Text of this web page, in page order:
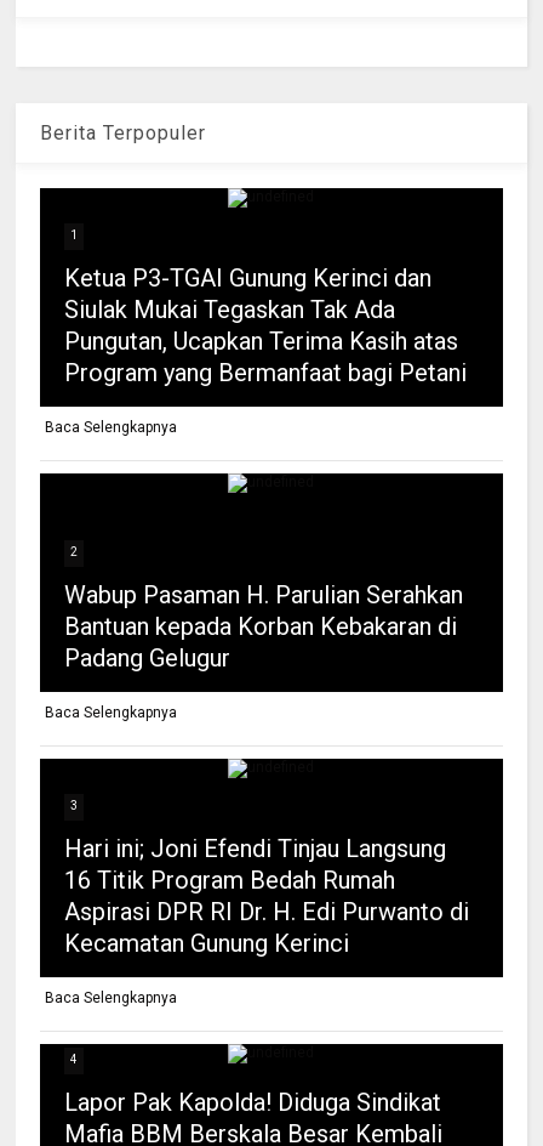
Berita Terpopuler
1
Ketua P3-TGAI Gunung Kerinci dan
Siulak Mukai Tegaskan Tak Ada
Pungutan, Ucapkan Terima Kasih atas
Program yang Bermanfaat bagi Petani
Baca Selengkapnya
2
Wabup Pasaman H. Parulian Serahkan
Bantuan kepada Korban Kebakaran di
Padang Gelugur
Baca Selengkapnya
3
Hari ini; Joni Efendi Tinjau Langsung
16 Titik Program Bedah Rumah
Aspirasi DPR RI Dr. H. Edi Purwanto di
Kecamatan Gunung Kerinci
Baca Selengkapnya
4
Lapor Pak Kapolda! Diduga Sindikat
Mafia BBM Berskala Besar Kembali